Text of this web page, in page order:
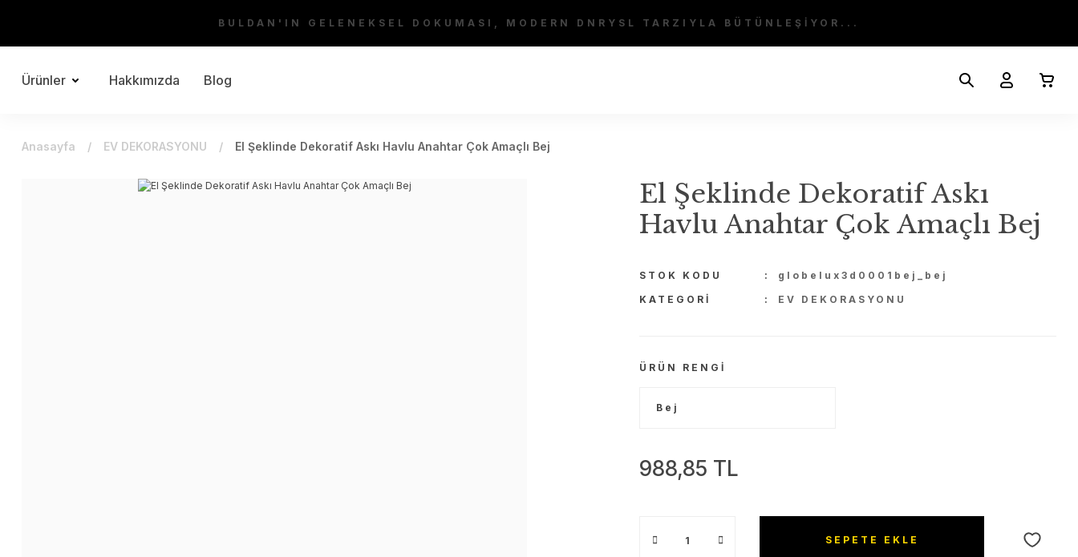
BULDAN'IN GELENEKSEL DOKUMASI, MODERN DNRYSL TARZIYLA BÜTÜNLEŞİYOR...
Ürünler Hakkımızda Blog
Anasayfa EV DEKORASYONU El Şeklinde Dekoratif Askı Havlu Anahtar Çok Amaçlı Bej
El Şeklinde Dekoratif Askı
Havlu Anahtar Çok Amaçlı Bej
STOK KODU
globelux3d0001bej_bej
KATEGORI
EV DEKORASYONU
ÜRÜN RENGI
988,85 TL
SEPETE EKLE